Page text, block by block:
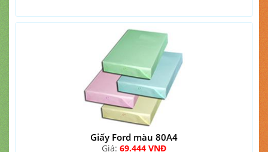
Giấy Ford màu 80A4
Giá: 69.444 VNĐ